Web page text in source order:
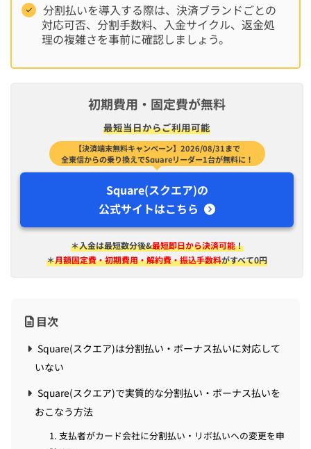
分割払いを導入する際は、決済ブランドごとの
対応可否、分割手数料、入金サイクル、返金処
理の複雑さを事前に確認しましょう。
初期費用・固定費が無料
最短​当日から​ご利用可能
【決済端末無料キャンペーン】2026/08/31まで
全東信からの乗り換えでSquareリーダー1台が無料に！
Square(スクエア)の
公式サイトはこちら
＊入金は​最短​数分後&最短即日から決済可能！
＊月額固定費・初期費用・解約費・振込手数料がすべて0円
目次
Square(スクエア)は分割払い・ボーナス払いに対応して
いない
Square(スクエア)で実質的な分割払い・ボーナス払いを
おこなう方法
1. 支払者がカード会社に分割払い・リボ払いへの変更を申